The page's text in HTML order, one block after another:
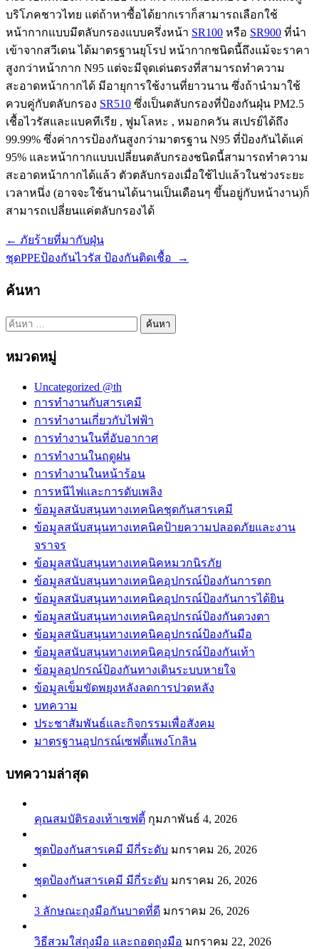
บริโภคชาวไทย แต่ถ้าหาซื้อได้ยากเราก็สามารถเลือกใช้
หน้ากากแบบมีตลับกรองแบบครึ่งหน้า SR100 หรือ SR900 ที่นำ
เข้าจากสวีเดน ได้มาตรฐานยุโรป หน้ากากชนิดนี้ถึงแม้จะราคา
สูงกว่าหน้ากาก N95 แต่จะมีจุดเด่นตรงที่สามารถทำความ
สะอาดหน้ากากได้ มีอายุการใช้งานที่ยาวนาน ซึ่งถ้านำมาใช้
ควบคู่กับตลับกรอง SR510 ซึ่งเป็นตลับกรองที่ป้องกันฝุ่น PM2.5
เชื้อไวรัสและแบคทีเรีย , ฟูมโลหะ , หมอกควัน สเปรย์ได้ถึง
99.99% ซึ่งค่าการป้องกันสูงกว่ามาตรฐาน N95 ที่ป้องกันได้แค่
95% และหน้ากากแบบเปลี่ยนตลับกรองชนิดนี้สามารถทำความ
สะอาดหน้ากากได้แล้ว ตัวตลับกรองเมื่อใช้ไปแล้วในช่วงระยะ
เวลาหนึ่ง (อาจจะใช้นานได้นานเป็นเดือนๆ ขึ้นอยู่กับหน้างาน)ก็
สามารถเปลี่ยนแค่ตลับกรองได้
แนะแนว
← ภัยร้ายที่มากับฝุ่น
ชุดPPEป้องกันไวรัส ป้องกันติดเชื้อ
→
ค้นหา
ค้นหา
หมวดหมู่
Uncategorized @th
การทำงานกับสารเคมี
การทำงานเกี่ยวกับไฟฟ้า
การทำงานในที่อับอากาศ
การทำงานในฤดูฝน
การทำงานในหน้าร้อน
การหนีไฟและการดับเพลิง
ข้อมูลสนับสนุนทางเทคนิคชุดกันสารเคมี
ข้อมูลสนับสนุนทางเทคนิคป้ายความปลอดภัยและงาน
จราจร
ข้อมูลสนับสนุนทางเทคนิคหมวกนิรภัย
ข้อมูลสนับสนุนทางเทคนิคอุปกรณ์ป้องกันการตก
ข้อมูลสนับสนุนทางเทคนิคอุปกรณ์ป้องกันการได้ยิน
ข้อมูลสนับสนุนทางเทคนิคอุปกรณ์ป้องกันดวงตา
ข้อมูลสนับสนุนทางเทคนิคอุปกรณ์ป้องกันมือ
ข้อมูลสนับสนุนทางเทคนิคอุปกรณ์ป้องกันเท้า
ข้อมูลอุปกรณ์ป้องกันทางเดินระบบหายใจ
ข้อมูลเข็มขัดพยุงหลังลดการปวดหลัง
บทความ
ประชาสัมพันธ์และกิจกรรมเพื่อสังคม
มาตรฐานอุปกรณ์เซฟตี้แพงโกลิน
บทความล่าสุด
คุณสมบัติรองเท้าเซฟตี้ กุมภาพันธ์ 4, 2026
ชุดป้องกันสารเคมี มีกี่ระดับ มกราคม 26, 2026
ชุดป้องกันสารเคมี มีกี่ระดับ มกราคม 26, 2026
3 ลักษณะถุงมือกันบาดที่ดี มกราคม 26, 2026
วิธีสวมใส่ถุงมือ และถอดถุงมือ มกราคม 22, 2026